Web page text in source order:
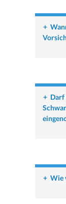
+
+ Darf
+ Wie